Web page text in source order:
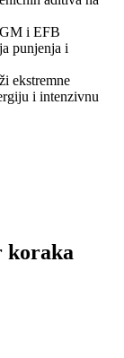
i EFB
punjenja i
ekstremne
i intenzivnu
koraka